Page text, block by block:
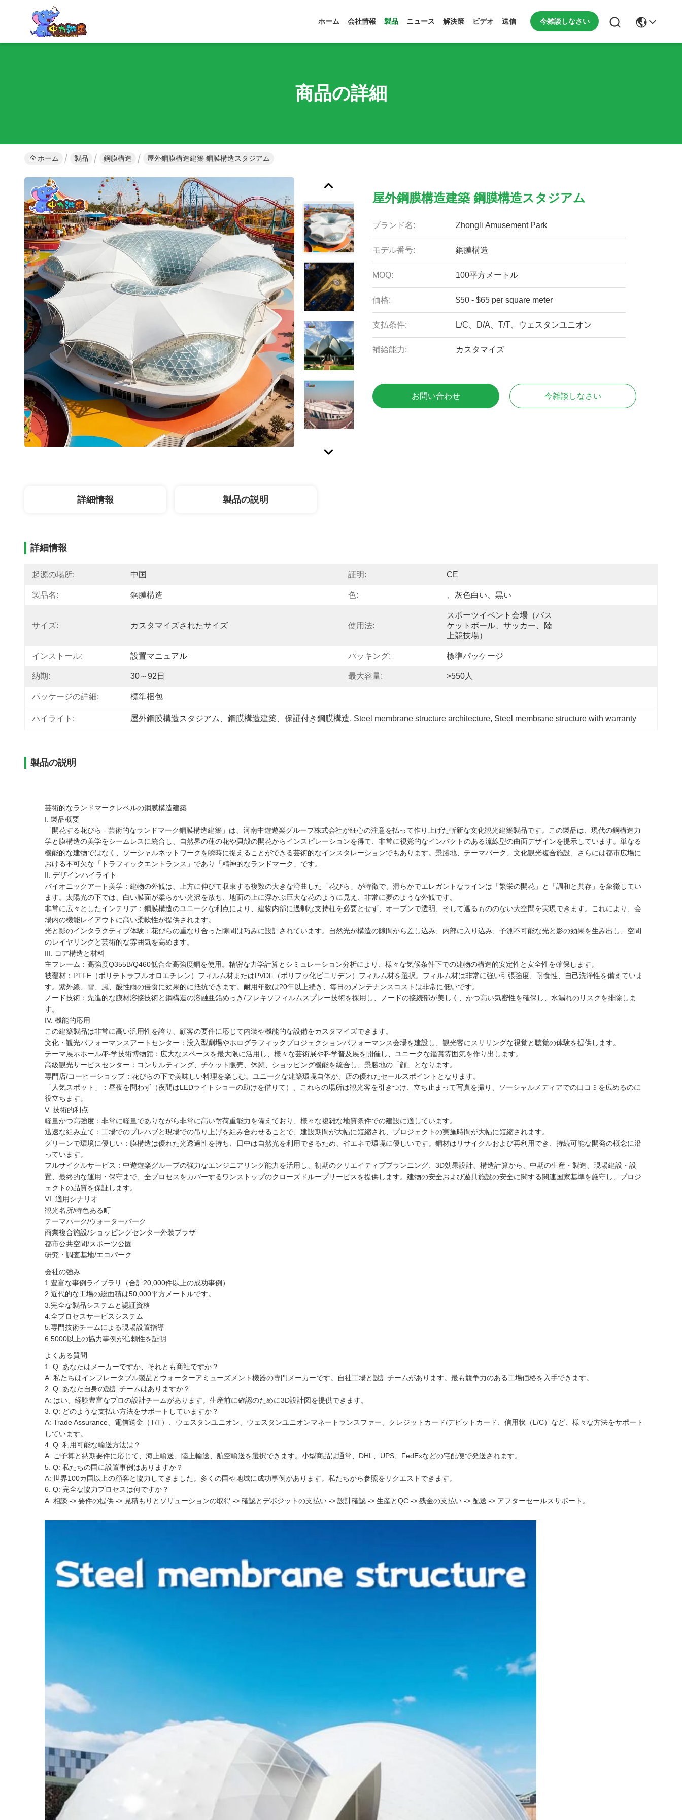
ホーム 会社情報 製品 ニュース 解決策 ビデオ 送信 今雑談しなさい
商品の詳細
ホーム 製品 鋼膜構造 屋外鋼膜構造建築 鋼膜構造スタジアム
屋外鋼膜構造建築 鋼膜構造スタジアム
ブランド名: Zhongli Amusement Park
モデル番号: 鋼膜構造
MOQ: 100平方メートル
価格: $50 - $65 per square meter
支払条件: L/C、D/A、T/T、ウェスタンユニオン
補給能力: カスタマイズ
お問い合わせ 今雑談しなさい
詳細情報 製品の説明
詳細情報
起源の場所: 中国 証明: CE
製品名: 鋼膜構造 色: 、灰色白い、黒い
サイズ: カスタマイズされたサイズ 使用法:
スポーツイベント会場（バス
ケットボール、サッカー、陸
上競技場）
インストール: 設置マニュアル パッキング: 標準パッケージ
納期: 30～92日 最大容量: >550人
パッケージの詳細: 標準梱包
ハイライト: 屋外鋼膜構造スタジアム、鋼膜構造建築、保証付き鋼膜構造, Steel membrane structure architecture, Steel membrane structure with warranty
製品の説明
芸術的なランドマークレベルの鋼膜構造建築
I. 製品概要
「開花する花びら - 芸術的なランドマーク鋼膜構造建築」は、河南中遊遊楽グループ株式会社が細心の注意を払って作り上げた斬新な文化観光建築製品です。この製品は、現代の鋼構造力
学と膜構造の美学をシームレスに統合し、自然界の蓮の花や貝殻の開花からインスピレーションを得て、非常に視覚的なインパクトのある流線型の曲面デザインを提示しています。単なる
機能的な建物ではなく、ソーシャルネットワークを瞬時に捉えることができる芸術的なインスタレーションでもあります。景勝地、テーマパーク、文化観光複合施設、さらには都市広場に
おける不可欠な「トラフィックエントランス」であり「精神的なランドマーク」です。
II. デザインハイライト
バイオニックアート美学：建物の外観は、上方に伸びて収束する複数の大きな湾曲した「花びら」が特徴で、滑らかでエレガントなラインは「繁栄の開花」と「調和と共存」を象徴してい
ます。太陽光の下では、白い膜面が柔らかい光沢を放ち、地面の上に浮かぶ巨大な花のように見え、非常に夢のような外観です。
非常に広々としたインテリア：鋼膜構造のユニークな利点により、建物内部に過剰な支持柱を必要とせず、オープンで透明、そして遮るもののない大空間を実現できます。これにより、会
場内の機能レイアウトに高い柔軟性が提供されます。
光と影のインタラクティブ体験：花びらの重なり合った隙間は巧みに設計されています。自然光が構造の隙間から差し込み、内部に入り込み、予測不可能な光と影の効果を生み出し、空間
のレイヤリングと芸術的な雰囲気を高めます。
III. コア構造と材料
主フレーム：高強度Q355B/Q460低合金高強度鋼を使用。精密な力学計算とシミュレーション分析により、様々な気候条件下での建物の構造的安定性と安全性を確保します。
被覆材：PTFE（ポリテトラフルオロエチレン）フィルム材またはPVDF（ポリフッ化ビニリデン）フィルム材を選択。フィルム材は非常に強い引張強度、耐食性、自己洗浄性を備えていま
す。紫外線、雪、風、酸性雨の侵食に効果的に抵抗できます。耐用年数は20年以上続き、毎日のメンテナンスコストは非常に低いです。
ノード技術：先進的な膜材溶接技術と鋼構造の溶融亜鉛めっき/フレキソフィルムスプレー技術を採用し、ノードの接続部が美しく、かつ高い気密性を確保し、水漏れのリスクを排除しま
す。
IV. 機能的応用
この建築製品は非常に高い汎用性を誇り、顧客の要件に応じて内装や機能的な設備をカスタマイズできます。
文化・観光パフォーマンスアートセンター：没入型劇場やホログラフィックプロジェクションパフォーマンス会場を建設し、観光客にスリリングな視覚と聴覚の体験を提供します。
テーマ展示ホール/科学技術博物館：広大なスペースを最大限に活用し、様々な芸術展や科学普及展を開催し、ユニークな鑑賞雰囲気を作り出します。
高級観光サービスセンター：コンサルティング、チケット販売、休憩、ショッピング機能を統合し、景勝地の「顔」となります。
専門店/コーヒーショップ：花びらの下で美味しい料理を楽しむ。ユニークな建築環境自体が、店の優れたセールスポイントとなります。
「人気スポット」：昼夜を問わず（夜間はLEDライトショーの助けを借りて）、これらの場所は観光客を引きつけ、立ち止まって写真を撮り、ソーシャルメディアでの口コミを広めるのに
役立ちます。
V. 技術的利点
軽量かつ高強度：非常に軽量でありながら非常に高い耐荷重能力を備えており、様々な複雑な地質条件での建設に適しています。
迅速な組み立て：工場でのプレハブと現場での吊り上げを組み合わせることで、建設期間が大幅に短縮され、プロジェクトの実施時間が大幅に短縮されます。
グリーンで環境に優しい：膜構造は優れた光透過性を持ち、日中は自然光を利用できるため、省エネで環境に優しいです。鋼材はリサイクルおよび再利用でき、持続可能な開発の概念に沿
っています。
フルサイクルサービス：中遊遊楽グループの強力なエンジニアリング能力を活用し、初期のクリエイティブプランニング、3D効果設計、構造計算から、中期の生産・製造、現場建設・設
置、最終的な運用・保守まで、全プロセスをカバーするワンストップのクローズドループサービスを提供します。建物の安全および遊具施設の安全に関する関連国家基準を厳守し、プロジ
ェクトの品質を保証します。
VI. 適用シナリオ
観光名所/特色ある町
テーマパーク/ウォーターパーク
商業複合施設/ショッピングセンター外装プラザ
都市公共空間/スポーツ公園
研究・調査基地/エコパーク
会社の強み
1.豊富な事例ライブラリ（合計20,000件以上の成功事例）
2.近代的な工場の総面積は50,000平方メートルです。
3.完全な製品システムと認証資格
4.全プロセスサービスシステム
5.専門技術チームによる現場設置指導
6.5000以上の協力事例が信頼性を証明
よくある質問
1. Q: あなたはメーカーですか、それとも商社ですか？
A: 私たちはインフレータブル製品とウォーターアミューズメント機器の専門メーカーです。自社工場と設計チームがあります。最も競争力のある工場価格を入手できます。
2. Q: あなた自身の設計チームはありますか？
A: はい、経験豊富なプロの設計チームがあります。生産前に確認のために3D設計図を提供できます。
3. Q: どのような支払い方法をサポートしていますか？
A: Trade Assurance、電信送金（T/T）、ウェスタンユニオン、ウェスタンユニオンマネートランスファー、クレジットカード/デビットカード、信用状（L/C）など、様々な方法をサポート
しています。
4. Q: 利用可能な輸送方法は？
A: ご予算と納期要件に応じて、海上輸送、陸上輸送、航空輸送を選択できます。小型商品は通常、DHL、UPS、FedExなどの宅配便で発送されます。
5. Q: 私たちの国に設置事例はありますか？
A: 世界100カ国以上の顧客と協力してきました。多くの国や地域に成功事例があります。私たちから参照をリクエストできます。
6. Q: 完全な協力プロセスは何ですか？
A: 相談 -> 要件の提供 -> 見積もりとソリューションの取得 -> 確認とデポジットの支払い -> 設計確認 -> 生産とQC -> 残金の支払い -> 配送 -> アフターセールスサポート。